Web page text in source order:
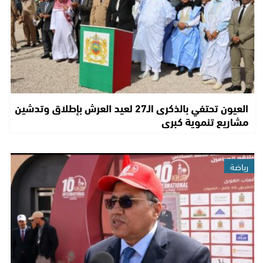
العيون تحتفي بالذكرى الـ27 لعيد العرش بإطلاق وتدشين
مشاريع تنموية كبرى
رياضة